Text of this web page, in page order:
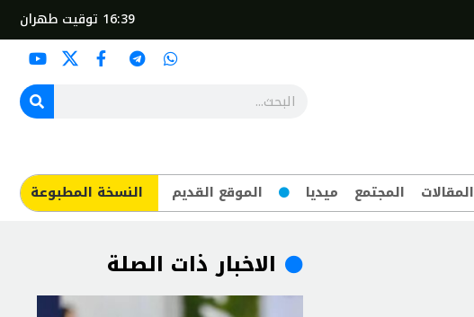
16:39 توقيت طهران
المقالات المجتمع ميديا الموقع القديم ​النسخة المطبوعة
الاخبار ذات الصلة